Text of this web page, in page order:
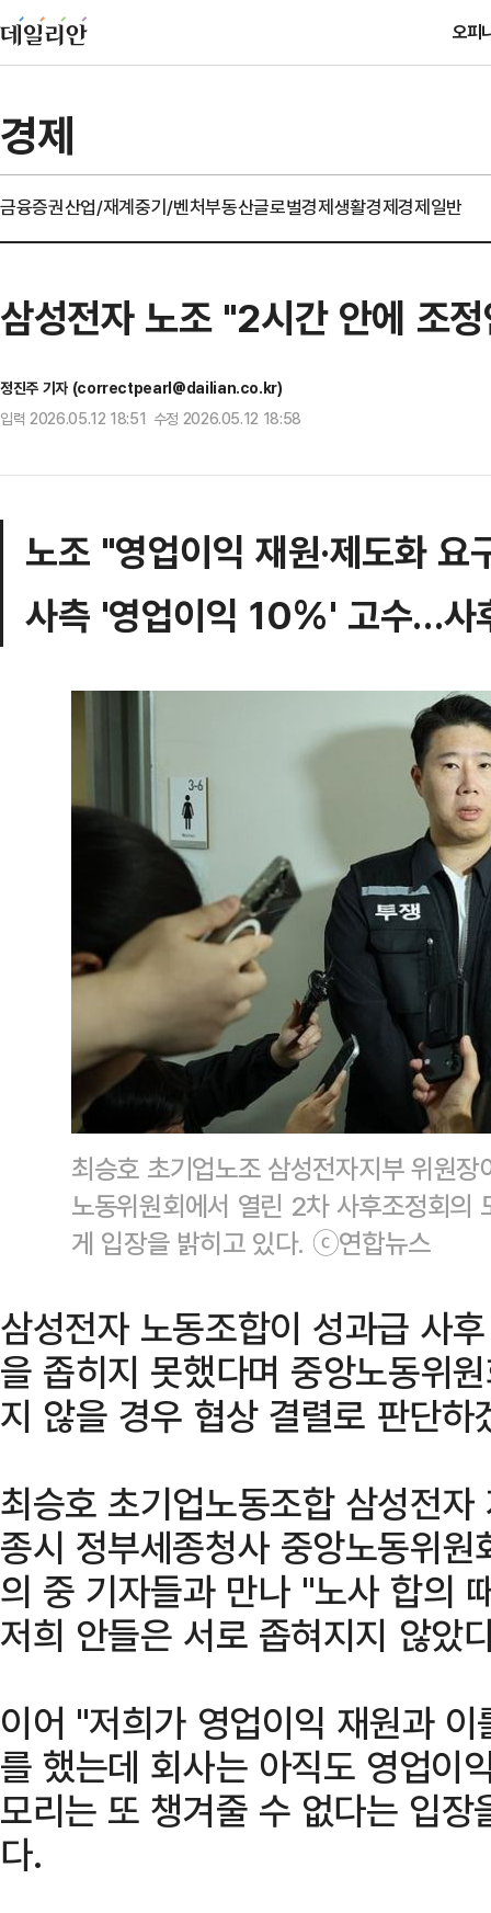
오피
경제
금융증권산업/재계중기/벤처부동산글로벌경제생활경제경제일반
삼성전자 노조 "2시간 안에 조
정진주 기자 (correctpearl@dailian.co.kr)
입력 2026.05.12 18:51 수정 2026.05.12 18:58
노조 "영업이익 재원·제도화
사측 '영업이익 10%' 고수…사
최승호 초기업노조 삼성전자지부 위원
노동위원회에서 열린 2차 사후조정회의
게 입장을 밝히고 있다. ⓒ연합뉴스
삼성전자 노동조합이 성과급 사
을 좁히지 못했다며 중앙노동위
지 않을 경우 협상 결렬로 판단하
최승호 초기업노동조합 삼성전
종시 정부세종청사 중앙노동위
의 중 기자들과 만나 "노사 합의
저희 안들은 서로 좁혀지지 않았
이어 "저희가 영업이익 재원과
를 했는데 회사는 아직도 영업이
모리는 또 챙겨줄 수 없다는 입
다.